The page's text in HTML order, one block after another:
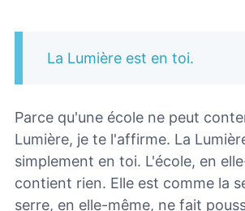
La Lumière est en toi.
Parce qu'une école ne peut
Lumière, je te l'affirme. La
simplement en toi. L'école, en
contient rien. Elle est comme la
serre, en elle-même, ne fait